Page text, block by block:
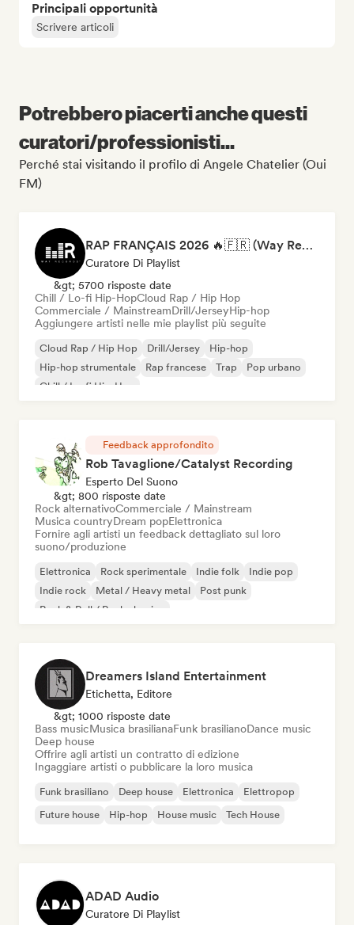
Principali opportunità
Scrivere articoli
Potrebbero piacerti anche questi
curatori/professionisti...
Perché stai visitando il profilo di Angele Chatelier (Oui
FM)
RAP FRANÇAIS 2026 🔥🇫🇷 (Way Records)
Curatore Di Playlist
&gt; 5700 risposte date
Chill / Lo-fi Hip-HopCloud Rap / Hip Hop
Commerciale / MainstreamDrill/JerseyHip-hop
Aggiungere artisti nelle mie playlist più seguite
Cloud Rap / Hip Hop Drill/Jersey
Hip-hop
Hip-hop strumentale
Rap francese Trap
Pop urbano
Chill / Lo-fi Hip-Hop
Feedback approfondito
Rob Tavaglione/Catalyst Recording
Esperto Del Suono
&gt; 800 risposte date
Rock alternativoCommerciale / Mainstream
Musica countryDream popElettronica
Fornire agli artisti un feedback dettagliato sul loro
suono/produzione
Elettronica Rock sperimentale Indie folk
Indie pop
Indie rock
Metal / Heavy metal
Post punk
Rock & Roll / Rock classico
Dreamers Island Entertainment
Etichetta, Editore
&gt; 1000 risposte date
Bass musicMusica brasilianaFunk brasilianoDance music
Deep house
Offrire agli artisti un contratto di edizione
Ingaggiare artisti o pubblicare la loro musica
Funk brasiliano Deep house Elettronica
Elettropop
Future house
Hip-hop House music Tech House
ADAD Audio
Curatore Di Playlist